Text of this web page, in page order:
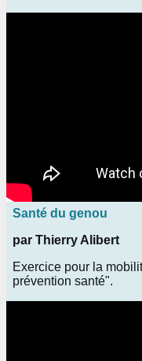
Santé du genou
par Thierry Alibert
Exercice pour la
prévention santé".